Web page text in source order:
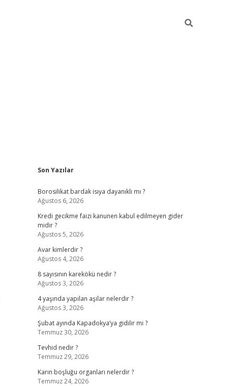
Sidebar
Son Yazılar
Borosilikat bardak isıya dayanıklı mı ?
Ağustos 6, 2026
Kredi gecikme faizi kanunen kabul edilmeyen gider
midir ?
Ağustos 5, 2026
Avar kimlerdir ?
Ağustos 4, 2026
8 sayısının karekökü nedir ?
Ağustos 3, 2026
4 yaşında yapılan aşılar nelerdir ?
Ağustos 3, 2026
Şubat ayında Kapadokya’ya gidilir mi ?
Temmuz 30, 2026
Tevhid nedir ?
Temmuz 29, 2026
Karın boşluğu organları nelerdir ?
Temmuz 24, 2026